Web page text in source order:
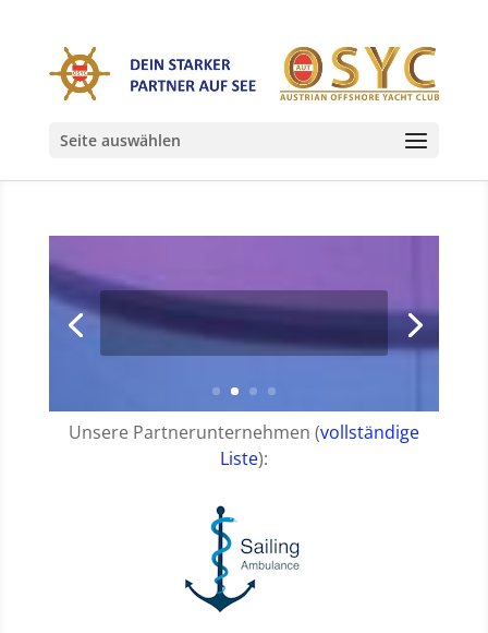
Seite auswählen
Unsere Partnerunternehmen (vollständige
Liste):